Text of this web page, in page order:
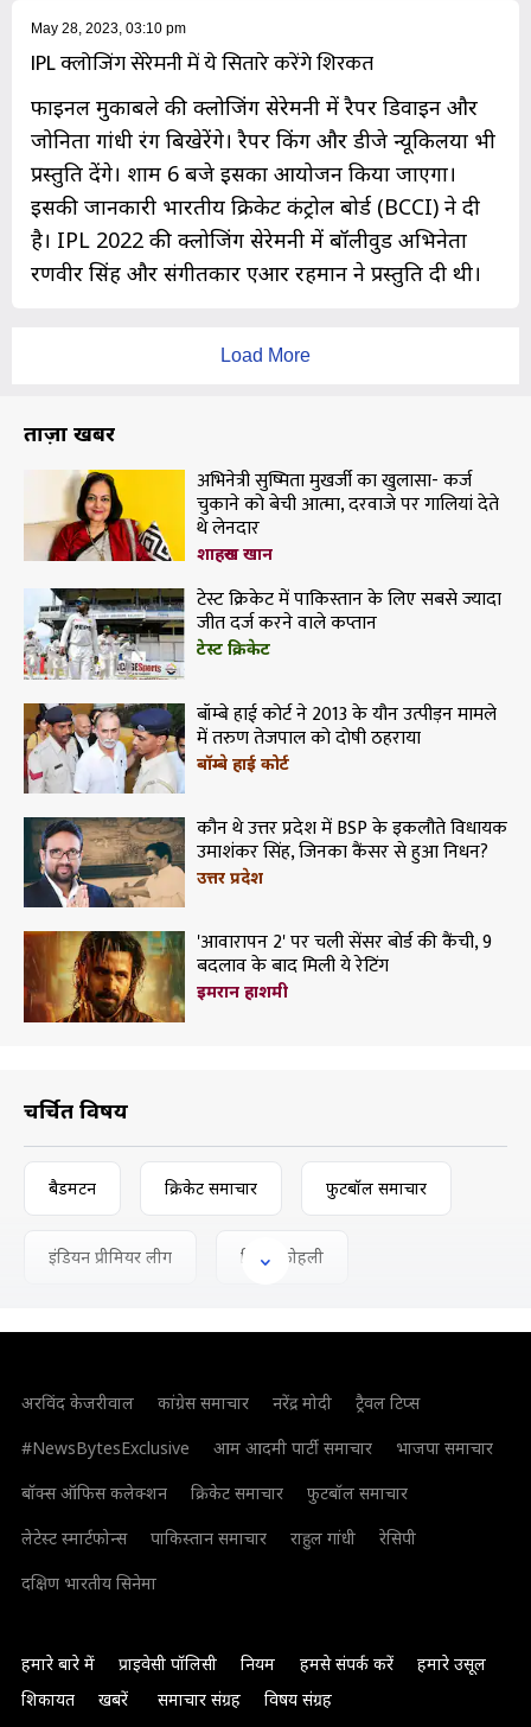
May 28, 2023, 03:10 pm
IPL क्लोजिंग सेरेमनी में ये सितारे करेंगे शिरकत
फाइनल मुकाबले की क्लोजिंग सेरेमनी में रैपर डिवाइन और
जोनिता गांधी रंग बिखेरेंगे। रैपर किंग और डीजे न्यूकिलया भी
प्रस्तुति देंगे। शाम 6 बजे इसका आयोजन किया जाएगा।
इसकी जानकारी भारतीय क्रिकेट कंट्रोल बोर्ड (BCCI) ने दी
है। IPL 2022 की क्लोजिंग सेरेमनी में बॉलीवुड अभिनेता
रणवीर सिंह और संगीतकार एआर रहमान ने प्रस्तुति दी थी।
Load More
ताज़ा खबरें
अभिनेत्री सुष्मिता मुखर्जी का खुलासा- कर्ज
चुकाने को बेची आत्मा, दरवाजे पर गालियां देते
थे लेनदार
शाहरुख खान
टेस्ट क्रिकेट में पाकिस्तान के लिए सबसे ज्यादा
जीत दर्ज करने वाले कप्तान
टेस्ट क्रिकेट
बॉम्बे हाई कोर्ट ने 2013 के यौन उत्पीड़न मामले
में तरुण तेजपाल को दोषी ठहराया
बॉम्बे हाई कोर्ट
कौन थे उत्तर प्रदेश में BSP के इकलौते विधायक
उमाशंकर सिंह, जिनका कैंसर से हुआ निधन?
उत्तर प्रदेश
'आवारापन 2' पर चली सेंसर बोर्ड की कैंची, 9
बदलाव के बाद मिली ये रेटिंग
इमरान हाशमी
चर्चित विषय
बैडमिंटन क्रिकेट समाचार फुटबॉल समाचार
इंडियन प्रीमियर लीग विराट कोहली
अरविंद केजरीवाल कांग्रेस समाचार नरेंद्र मोदी
ट्रैवल टिप्स
#NewsBytesExclusive
आम आदमी पार्टी समाचार
भाजपा समाचार
बॉक्स ऑफिस कलेक्शन
क्रिकेट समाचार
फुटबॉल समाचार
लेटेस्ट स्मार्टफोन्स
पाकिस्तान समाचार राहुल गांधी
रेसिपी
दक्षिण भारतीय सिनेमा
हमारे बारे में प्राइवेसी पॉलिसी नियम हमसे संपर्क करें
हमारे उसूल
शिकायत
खबरें समाचार संग्रह विषय संग्रह